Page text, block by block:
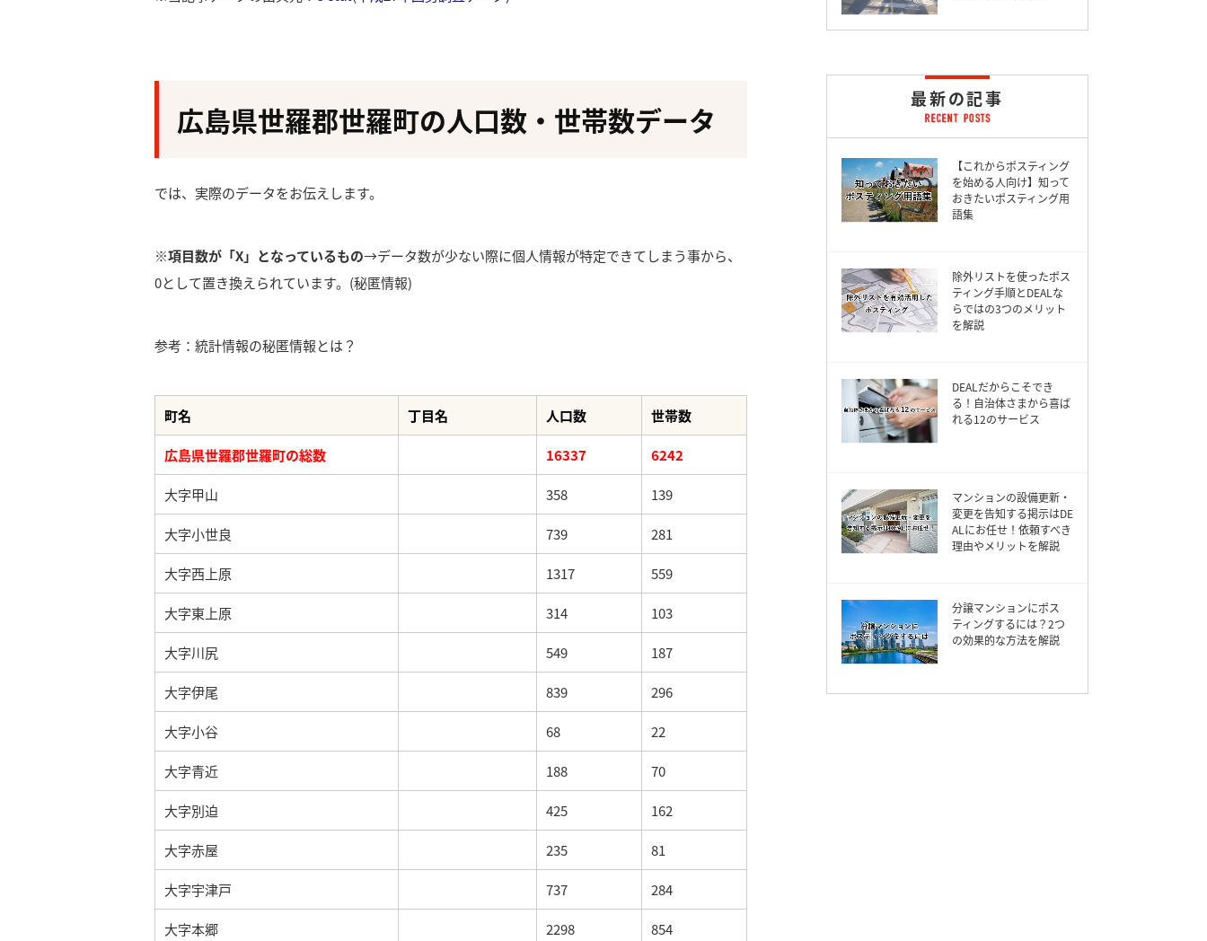
広島県世羅郡世羅町の人口数・世帯数データ
では、実際のデータをお伝えします。
※項目数が「X」となっているもの→データ数が少ない際に個人情報が特定できてしまう事から、
0として置き換えられています。(秘匿情報)
参考：統計情報の秘匿情報とは？
町名 丁目名 人口数 世帯数
広島県世羅郡世羅町の総数 16337 6242
大字甲山 358 139
大字小世良 739 281
大字西上原 1317 559
大字東上原 314 103
大字川尻 549 187
大字伊尾 839 296
大字小谷 68 22
大字青近 188 70
大字別迫 425 162
大字赤屋 235 81
大字宇津戸 737 284
大字本郷 2298 854
最新の記事
【これからポスティング
を始める人向け】知って
おきたいポスティング用
語集
除外リストを使ったポス
ティング手順とDEALな
らではの3つのメリット
を解説
DEALだからこそでき
る！自治体さまから喜ば
れる12のサービス
マンションの設備更新・
変更を告知する掲示はDE
ALにお任せ！依頼すべき
理由やメリットを解説
分譲マンションにポス
ティングするには？2つ
の効果的な方法を解説